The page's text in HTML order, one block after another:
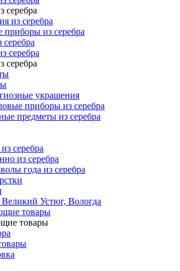
серебра
из серебра
приборы из серебра
серебра
серебра
серебра
украшения
приборы из серебра
предметы из серебра
серебра
из серебра
года из серебра
Устюг, Вологда
товары
товары